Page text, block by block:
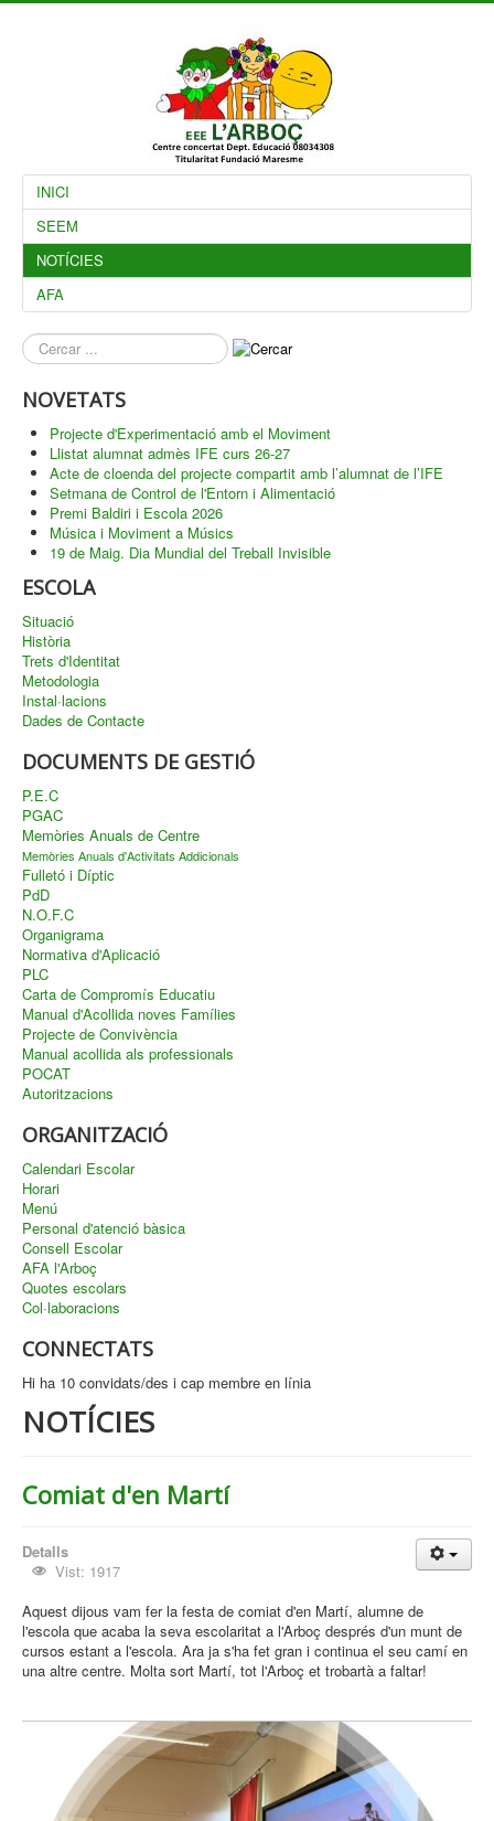
INICI
SEEM
NOTÍCIES
AFA
què
busques?
NOVETATS
Projecte d'Experimentació amb el Moviment
Llistat alumnat admès IFE curs 26-27
Acte de cloenda del projecte compartit amb l’alumnat de l’IFE
Setmana de Control de l'Entorn i Alimentació
Premi Baldiri i Escola 2026
Música i Moviment a Músics
19 de Maig. Dia Mundial del Treball Invisible
ESCOLA
Situació
Història
Trets d'Identitat
Metodologia
Instal·lacions
Dades de Contacte
DOCUMENTS DE GESTIÓ
P.E.C
PGAC
Memòries Anuals de Centre
Memòries Anuals d'Activitats Addicionals
Fulletó i Díptic
PdD
N.O.F.C
Organigrama
Normativa d'Aplicació
PLC
Carta de Compromís Educatiu
Manual d'Acollida noves Famílies
Projecte de Convivència
Manual acollida als professionals
POCAT
Autoritzacions
ORGANITZACIÓ
Calendari Escolar
Horari
Menú
Personal d'atenció bàsica
Consell Escolar
AFA l'Arboç
Quotes escolars
Col·laboracions
CONNECTATS
Hi ha 10 convidats/des i cap membre en línia
NOTÍCIES
Comiat d'en Martí
Detalls
Vist: 1917
Aquest dijous vam fer la festa de comiat d'en Martí, alumne de
l'escola que acaba la seva escolaritat a l'Arboç després d'un munt de
cursos estant a l'escola. Ara ja s'ha fet gran i continua el seu camí en
una altre centre. Molta sort Martí, tot l'Arboç et trobartà a faltar!